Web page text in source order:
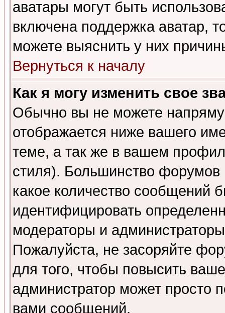
аватары могут быть
включена поддержка аватар,
можете выяснить у них
Вернуться к началу
Как я могу изменить свое
Обычно вы не можете
отображается ниже вашего
теме, а так же в вашем
стиля). Большинство форумов
какое количество сообщений
идентифицировать
модераторы и
Пожалуйста, не засоряйте
для того, чтобы повысить
администратор может просто
вами сообщений.